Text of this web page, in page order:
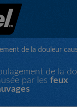
de la douleur
de la
par les feux